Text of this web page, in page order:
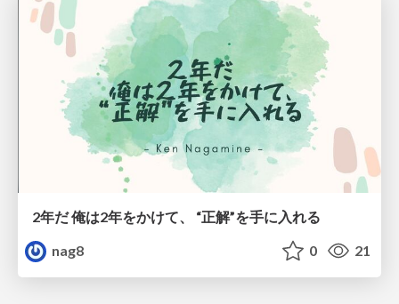
2年だ 俺は2年をかけて、 “正解”を手に入れる
nag8
0 21